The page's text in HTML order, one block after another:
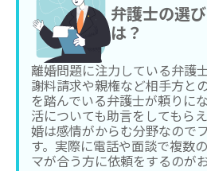
弁護士の選
は？
離婚問題に注力している弁護
謝料請求や親権など相手方と
を踏んでいる弁護士が頼りに
活についても助言をしてもら
婚は感情がからむ分野なので
す。実際に電話や面談で複数
マが合う方に依頼をするのが